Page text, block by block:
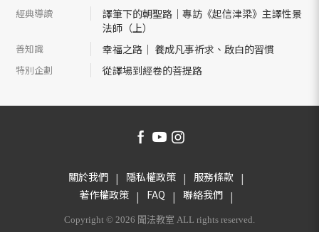
經典導讀
譯筆下的朝聖路｜專訪《起信津梁》主譯性景
法師（上）
善知識 幸福之路｜ 養成凡事祈求、啟白的習慣
特別企劃 從譯場到經卷的菩提路
關於我們 隱私權政策
服務條款
著作權政策
FAQ 聯絡我們
Copyright © 2026 聞法教室 ALL rights reserved.